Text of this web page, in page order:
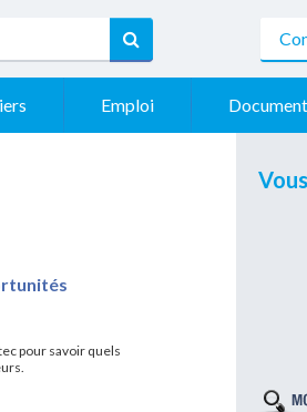
Emploi
pour savoir quels